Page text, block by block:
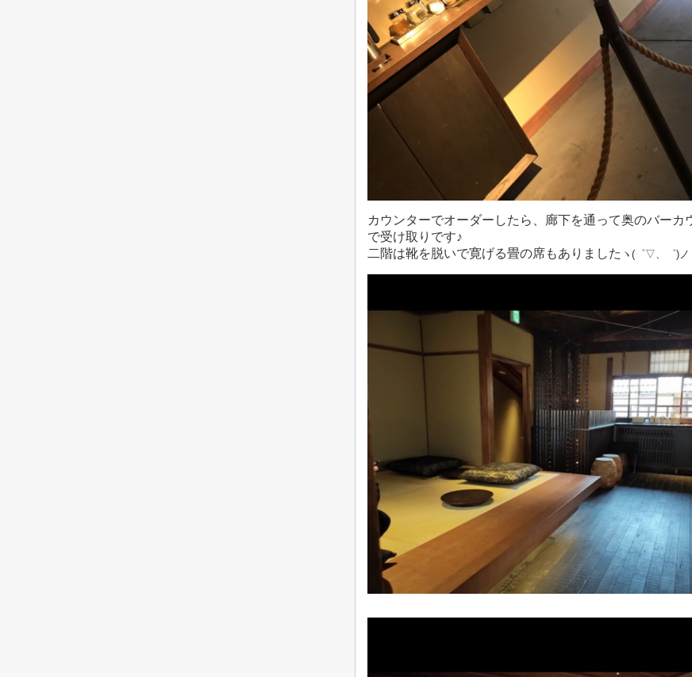
カウンターでオーダーしたら、廊下を通って奥のバーカ
で受け取りです♪
二階は靴を脱いで寛げる畳の席もありました ヽ(゜▽、゜)ノ